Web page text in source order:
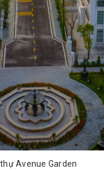
Avenue Garden